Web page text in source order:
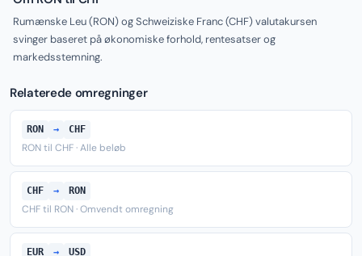
Rumænske Leu (RON) og Schweiziske Franc (CHF) valutakursen
svinger baseret på økonomiske forhold, rentesatser og
markedsstemning.
Relaterede omregninger
RON → CHF
RON til CHF · Alle beløb
CHF → RON
CHF til RON · Omvendt omregning
EUR → USD